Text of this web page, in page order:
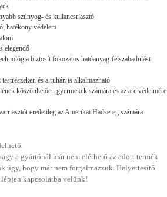
szúnyog- és kullancsriasztó
hatékony védelem
elegendő
biztosít fokozatos hatóanyag-felszabadulást
és a ruhán is alkalmazható
köszönhetően gyermekek számára és az arc védelmére
eredetileg az Amerikai Hadsereg számára
a gyártónál már nem elérhető az adott termék
úgy, hogy már nem forgalmazzuk. Helyettesítő
lépjen kapcsolatba velünk!